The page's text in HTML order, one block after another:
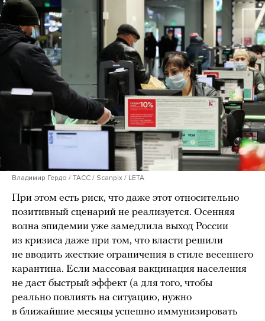
Владимир Гердо / ТАСС / Scanpix / LETA
При этом есть риск, что даже этот относительно
позитивный сценарий не реализуется. Осенняя
волна эпидемии уже замедлила выход России
из кризиса даже при том, что власти решили
не вводить жесткие ограничения в стиле весеннего
карантина. Если массовая вакцинация населения
не даст быстрый эффект (а для того, чтобы
реально повлиять на ситуацию, нужно
в ближайшие месяцы успешно иммунизировать